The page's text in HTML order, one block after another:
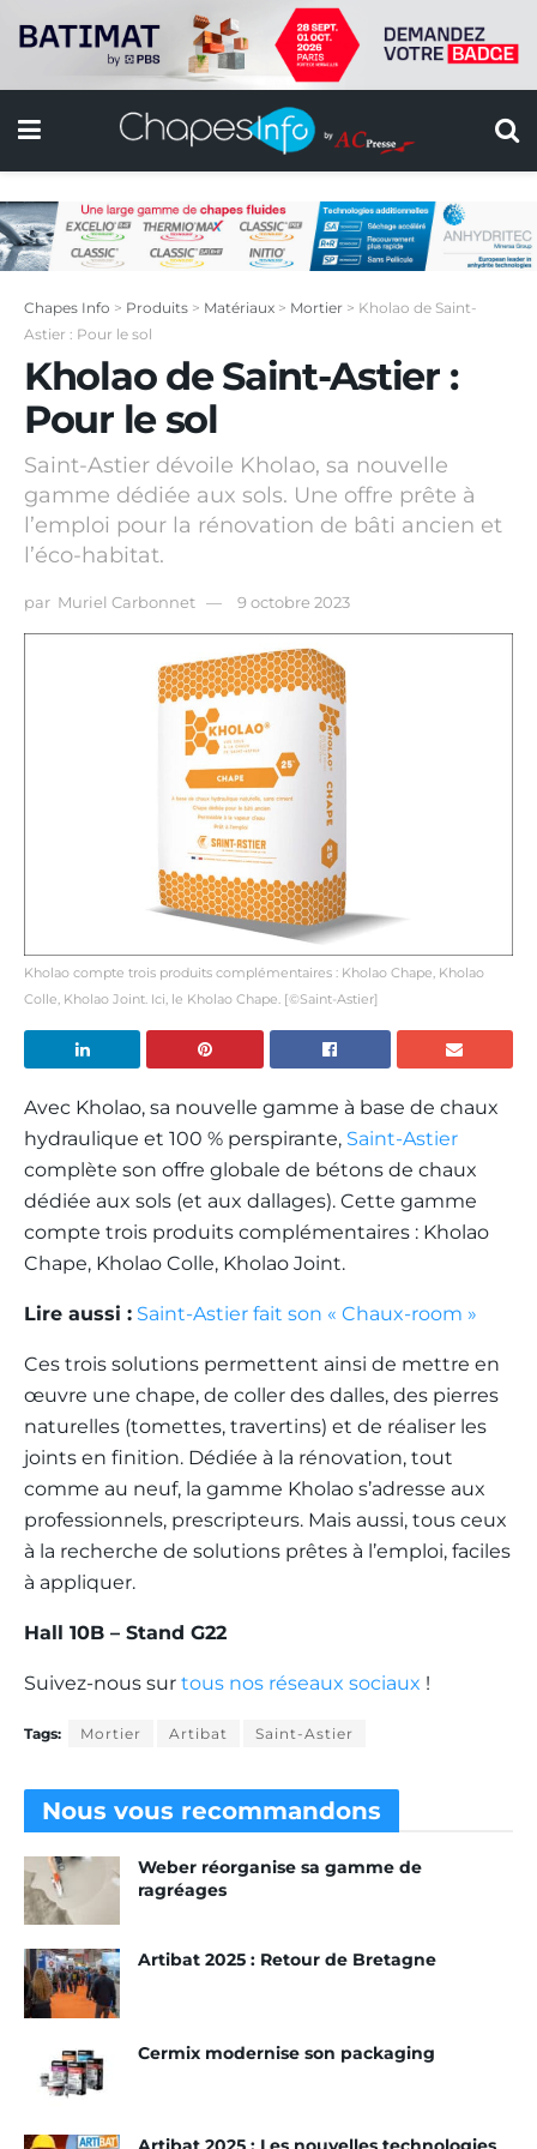
Chapes Info > Produits > Matériaux > Mortier > Kholao de Saint-
Astier : Pour le sol
Kholao de Saint-Astier :
Pour le sol
Saint-Astier dévoile Kholao, sa nouvelle
gamme dédiée aux sols. Une offre prête à
l’emploi pour la rénovation de bâti ancien et
l’éco-habitat.
par Muriel Carbonnet 9 octobre 2023
Kholao compte trois produits complémentaires : Kholao Chape, Kholao
Colle, Kholao Joint. Ici, le Kholao Chape. [©Saint-Astier]
Avec Kholao, sa nouvelle gamme à base de chaux
hydraulique et 100 % perspirante, Saint-Astier
complète son offre globale de bétons de chaux
dédiée aux sols (et aux dallages). Cette gamme
compte trois produits complémentaires : Kholao
Chape, Kholao Colle, Kholao Joint.
Lire aussi : Saint-Astier fait son « Chaux-room »
Ces trois solutions permettent ainsi de mettre en
œuvre une chape, de coller des dalles, des pierres
naturelles (tomettes, travertins) et de réaliser les
joints en finition. Dédiée à la rénovation, tout
comme au neuf, la gamme Kholao s’adresse aux
professionnels, prescripteurs. Mais aussi, tous ceux
à la recherche de solutions prêtes à l’emploi, faciles
à appliquer.
Hall 10B – Stand G22
Suivez-nous sur tous nos réseaux sociaux !
Tags: Mortier Artibat Saint-Astier
Nous vous recommandons
Weber réorganise sa gamme de
ragréages
Artibat 2025 : Retour de Bretagne
Cermix modernise son packaging